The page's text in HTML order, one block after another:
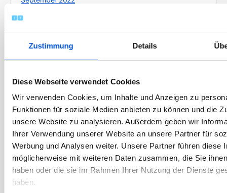
Zustimmung Details
Diese Webseite verwendet Cookies
Wir verwenden Cookies, um Inhalte und Anzeigen zu
Funktionen für soziale Medien anbieten zu können und die
unsere Website zu analysieren. Außerdem geben wir
Ihrer Verwendung unserer Website an unsere Partner für
Werbung und Analysen weiter. Unsere Partner führen diese
möglicherweise mit weiteren Daten zusammen, die Sie
haben oder die sie im Rahmen Ihrer Nutzung der Dienste
haben.
August 2022
Juli 2022
Juni 2022
Mai 2022
April 2022
März 2022
Februar 2022
Januar 2022
Dezember 2021
November 2021
Oktober 2021
September 2021